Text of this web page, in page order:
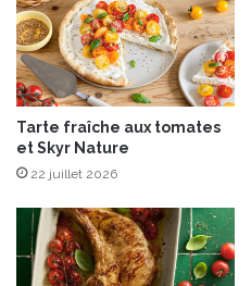
a
m
o
r
z
a
(
p
Tarte fraîche aux tomates
et Skyr Nature
22 juillet 2026